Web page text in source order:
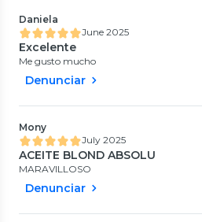
Daniela
June 2025
Excelente
Me gusto mucho
Denunciar
Mony
July 2025
ACEITE BLOND ABSOLU
MARAVILLOSO
Denunciar